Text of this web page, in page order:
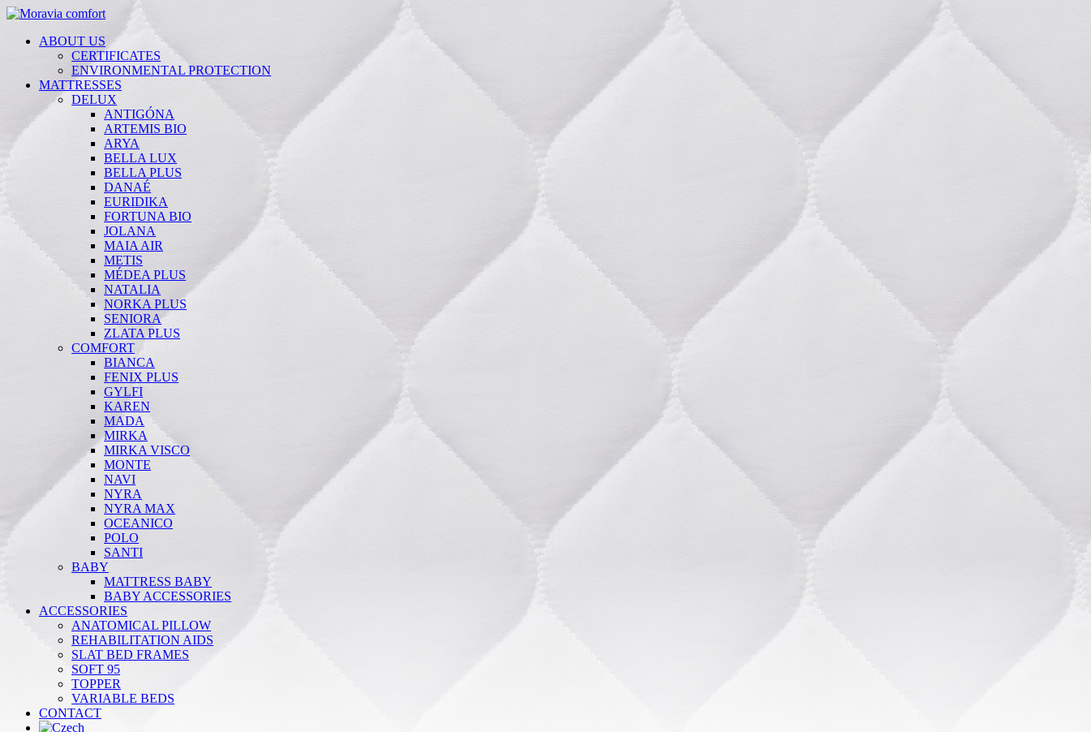
ABOUT US
CERTIFICATES
ENVIRONMENTAL PROTECTION
MATTRESSES
DELUX
ANTIGÓNA
ARTEMIS BIO
ARYA
BELLA LUX
BELLA PLUS
DANAÉ
EURIDIKA
FORTUNA BIO
JOLANA
MAIA AIR
METIS
MÉDEA PLUS
NATALIA
NORKA PLUS
SENIORA
ZLATA PLUS
COMFORT
BIANCA
FENIX PLUS
GYLFI
KAREN
MADA
MIRKA
MIRKA VISCO
MONTE
NAVI
NYRA
NYRA MAX
OCEANICO
POLO
SANTI
BABY
MATTRESS BABY
BABY ACCESSORIES
ACCESSORIES
ANATOMICAL PILLOW
REHABILITATION AIDS
SLAT BED FRAMES
SOFT 95
TOPPER
VARIABLE BEDS
CONTACT